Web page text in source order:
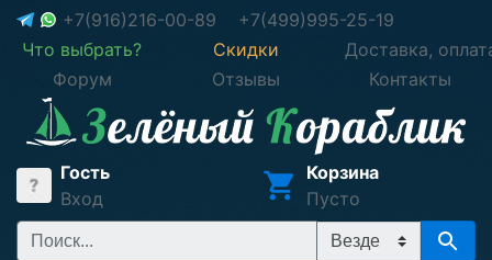
+7(916)216-00-89
+7(499)995-25-19
Что выбрать?
Скидки
Доставка,
Форум
Отзывы Контакты
Гость
Вход
Корзина
Пусто